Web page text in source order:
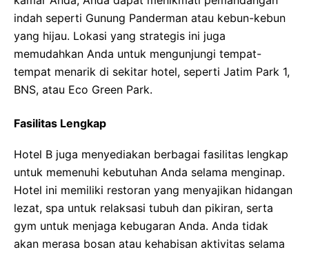
indah seperti Gunung Panderman atau kebun-kebun
yang hijau. Lokasi yang strategis ini juga
memudahkan Anda untuk mengunjungi tempat-
tempat menarik di sekitar hotel, seperti Jatim Park 1,
BNS, atau Eco Green Park.
Fasilitas Lengkap
Hotel B juga menyediakan berbagai fasilitas lengkap
untuk memenuhi kebutuhan Anda selama menginap.
Hotel ini memiliki restoran yang menyajikan hidangan
lezat, spa untuk relaksasi tubuh dan pikiran, serta
gym untuk menjaga kebugaran Anda. Anda tidak
akan merasa bosan atau kehabisan aktivitas selama